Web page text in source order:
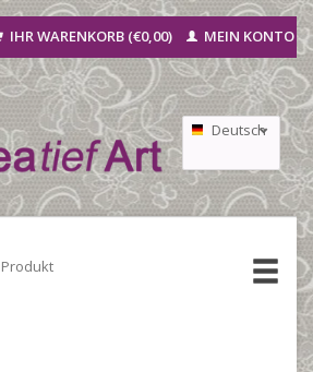
IHR WARENKORB (€0,00) MEIN KONTO
Deutsch
Nederlands